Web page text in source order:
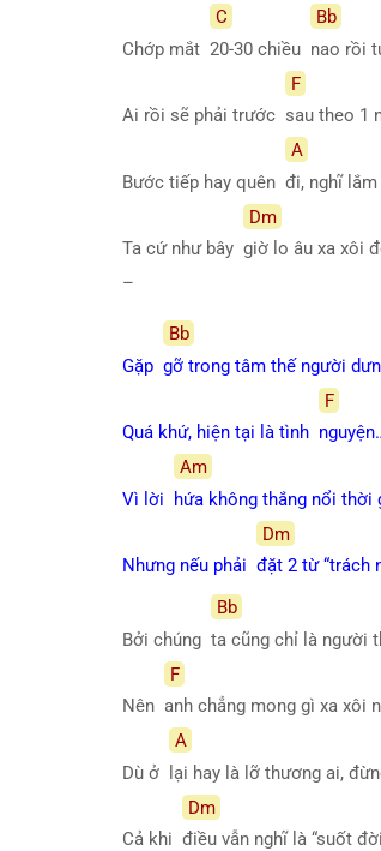
Chớp mắt
C
20-30 chiều
Bb
nao rồi
Ai rồi sẽ phải trước
F
sau theo 1
Bước tiếp hay quên
A
đi, nghĩ
Ta cứ như bây
Dm
giờ lo âu xa xôi
–
Gặp
Bb
gỡ trong tâm thế người
Quá khứ, hiện tại là tình
F
Vì lời
Am
hứa không thắng nổi
Nhưng nếu phải
Dm
đặt 2 từ “trách
Bởi chúng
Bb
ta cũng chỉ là người
Nên
F
anh chẳng mong gì xa xôi
Dù ở
A
lại hay là lỡ thương ai,
Cả khi
Dm
điều vẫn nghĩ là “suốt